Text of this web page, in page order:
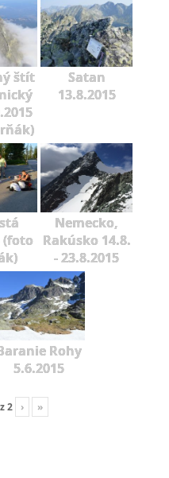
štít
Satan
13.8.2015
(foto
Nemecko,
Rakúsko 14.8.
- 23.8.2015
Rohy
5.6.2015
z2 › »